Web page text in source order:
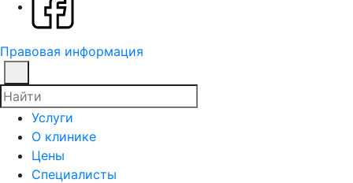
Правовая информация
Услуги
О клинике
Цены
Специалисты